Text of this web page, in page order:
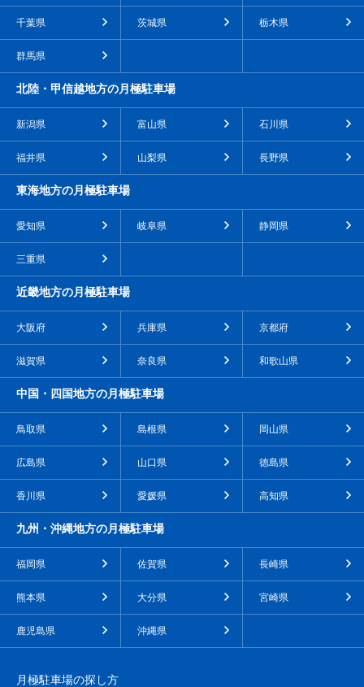
千葉県 茨城県 栃木県
群馬県
北陸・甲信越地方の月極駐車場
新潟県 富山県 石川県
福井県 山梨県 長野県
東海地方の月極駐車場
愛知県 岐阜県 静岡県
三重県
近畿地方の月極駐車場
大阪府 兵庫県 京都府
滋賀県 奈良県 和歌山県
中国・四国地方の月極駐車場
鳥取県 島根県 岡山県
広島県 山口県 徳島県
香川県 愛媛県 高知県
九州・沖縄地方の月極駐車場
福岡県 佐賀県 長崎県
熊本県 大分県 宮崎県
鹿児島県 沖縄県
月極駐車場の探し方